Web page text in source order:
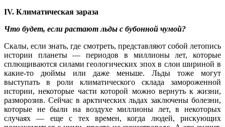
IV. Климатическая зараза
Что будет, если растают льды с бубонной чумой?
Скалы, если знать, где смотреть, представляют собой летопись
истории планеты — периодов в миллионы лет, которые
сплющиваются силами геологических эпох в слои шириной в
какие-то дюймы или даже меньше. Льды тоже могут
выступать в роли климатического склада замороженной
истории, некоторые части которой можно вернуть к жизни,
разморозив. Сейчас в арктических льдах заключены болезни,
которые не были на воздухе миллионы лет, в некоторых
случаях — еще с тех времен, когда людей, рискующих